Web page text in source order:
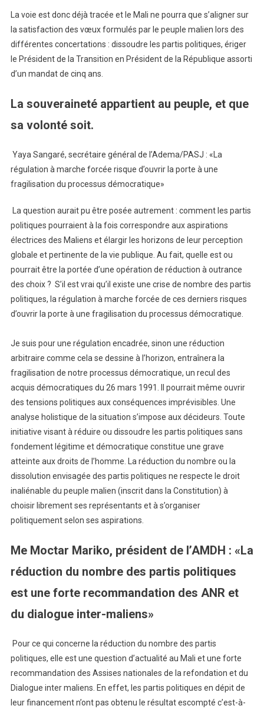
La voie est donc déjà tracée et le Mali ne pourra que s’aligner sur
la satisfaction des vœux formulés par le peuple malien lors des
différentes concertations : dissoudre les partis politiques, ériger
le Président de la Transition en Président de la République assorti
d’un mandat de cinq ans.
La souveraineté appartient au peuple, et que
sa volonté soit.
Yaya Sangaré, secrétaire général de l’Adema/PASJ : «La
régulation à marche forcée risque d’ouvrir la porte à une
fragilisation du processus démocratique»
La question aurait pu être posée autrement : comment les partis
politiques pourraient à la fois correspondre aux aspirations
électrices des Maliens et élargir les horizons de leur perception
globale et pertinente de la vie publique. Au fait, quelle est ou
pourrait être la portée d’une opération de réduction à outrance
des choix ? S’il est vrai qu’il existe une crise de nombre des partis
politiques, la régulation à marche forcée de ces derniers risques
d’ouvrir la porte à une fragilisation du processus démocratique.
Je suis pour une régulation encadrée, sinon une réduction
arbitraire comme cela se dessine à l’horizon, entraînera la
fragilisation de notre processus démocratique, un recul des
acquis démocratiques du 26 mars 1991. Il pourrait même ouvrir
des tensions politiques aux conséquences imprévisibles. Une
analyse holistique de la situation s’impose aux décideurs. Toute
initiative visant à réduire ou dissoudre les partis politiques sans
fondement légitime et démocratique constitue une grave
atteinte aux droits de l’homme. La réduction du nombre ou la
dissolution envisagée des partis politiques ne respecte le droit
inaliénable du peuple malien (inscrit dans la Constitution) à
choisir librement ses représentants et à s’organiser
politiquement selon ses aspirations.
Me Moctar Mariko, président de l’AMDH : «La
réduction du nombre des partis politiques
est une forte recommandation des ANR et
du dialogue inter-maliens»
Pour ce qui concerne la réduction du nombre des partis
politiques, elle est une question d’actualité au Mali et une forte
recommandation des Assises nationales de la refondation et du
Dialogue inter maliens. En effet, les partis politiques en dépit de
leur financement n’ont pas obtenu le résultat escompté c’est-à-